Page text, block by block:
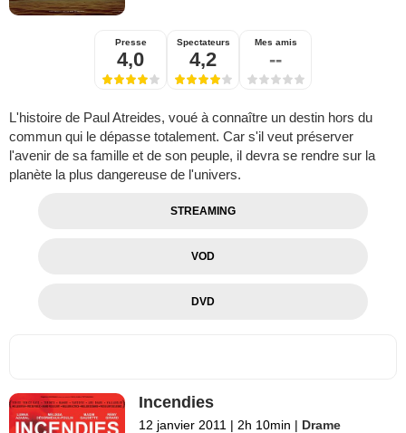
Presse
4,0
Spectateurs
4,2
Mes amis
--
L'histoire de Paul Atreides, voué à connaître un destin hors du
commun qui le dépasse totalement. Car s'il veut préserver
l'avenir de sa famille et de son peuple, il devra se rendre sur la
planète la plus dangereuse de l'univers.
STREAMING
VOD
DVD
Incendies
12 janvier 2011 | 2h 10min | Drame